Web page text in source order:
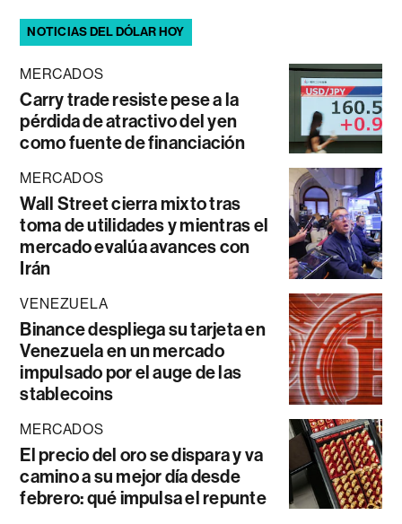
NOTICIAS DEL DÓLAR HOY
MERCADOS
Carry trade resiste pese a la
pérdida de atractivo del yen
como fuente de financiación
MERCADOS
Wall Street cierra mixto tras
toma de utilidades y mientras el
mercado evalúa avances con
Irán
VENEZUELA
Binance despliega su tarjeta en
Venezuela en un mercado
impulsado por el auge de las
stablecoins
MERCADOS
El precio del oro se dispara y va
camino a su mejor día desde
febrero: qué impulsa el repunte